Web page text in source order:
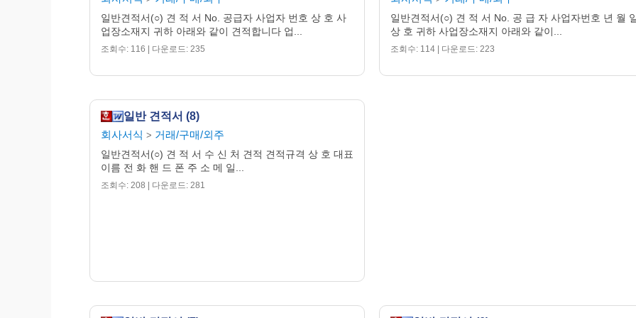
일반견적서(○) 견 적 서 No. 공급자 사업자 번호 상 호 사
업장소재지 귀하 아래와 같이 견적합니다 업...
조회수: 116 | 다운로드: 235
일반견적서(○) 견 적 서 No. 공 급 자 사업자번호 년 월
상 호 귀하 사업장소재지 아래와 같이...
조회수: 114 | 다운로드: 223
일반 견적서 (8)
회사서식 > 거래/구매/외주
일반견적서(○) 견 적 서 수 신 처 견적 견적규격 상 호 대표
이름 전 화 핸 드 폰 주 소 메 일...
조회수: 208 | 다운로드: 281